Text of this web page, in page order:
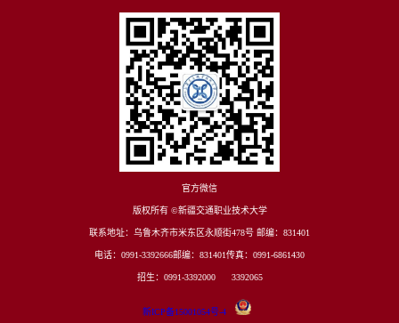
官方微信
版权所有 ©新疆交通职业技术大学
联系地址：乌鲁木齐市米东区永顺街478号 邮编：831401
电话：0991-3392666邮编：831401传真：0991-6861430
招生：0991-3392000 3392065
新ICP备15001054号-4